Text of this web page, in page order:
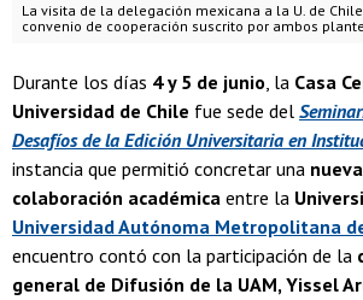
La visita de la delegación mexicana a la U. de
convenio de cooperación suscrito por ambos
Durante los días 4 y 5 de junio, la Casa
Universidad de Chile fue sede del
Desafíos de la Edición Universitaria en
instancia que permitió concretar una
colaboración académica entre la
Universidad Autónoma Metropolitana
encuentro contó con la participación de la
general de Difusión de la UAM, Yissel